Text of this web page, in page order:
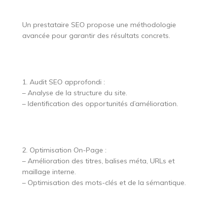
Un prestataire SEO propose une méthodologie
avancée pour garantir des résultats concrets.
1. Audit SEO approfondi :
– Analyse de la structure du site.
– Identification des opportunités d’amélioration.
2. Optimisation On-Page :
– Amélioration des titres, balises méta, URLs et
maillage interne.
– Optimisation des mots-clés et de la sémantique.